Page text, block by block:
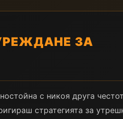
ЗА
с никоя друга
стратегията за